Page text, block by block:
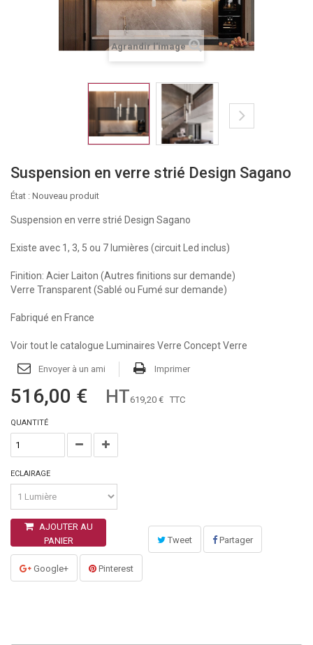
Agrandir l'image
Suspension en verre strié Design Sagano
État : Nouveau produit
Suspension en verre strié Design Sagano
Existe avec 1, 3, 5 ou 7 lumières (circuit Led inclus)
Finition: Acier Laiton (Autres finitions sur demande)
Verre Transparent (Sablé ou Fumé sur demande)
Fabriqué en France
Voir tout le catalogue Luminaires Verre Concept Verre
Envoyer à un ami Imprimer
516,00 € HT619,20 € TTC
QUANTITÉ
ECLAIRAGE
AJOUTER AU
PANIER
Tweet Partager
Google+ Pinterest